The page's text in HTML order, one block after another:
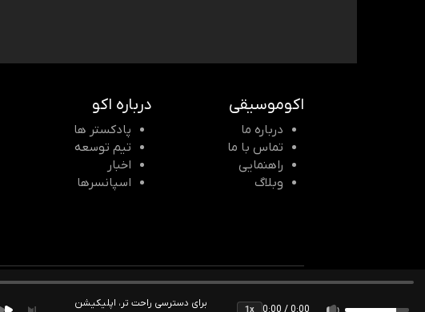
اکوموسیقی
درباره ما
تماس با ما
راهنمایی
وبلاگ
درباره اکو
پادکستر ها
تیم توسعه
اخبار
اسپانسرها
© 2026 Echomusic & Podcast
برای دسترسی راحت تر، اپلیکیشن
1x